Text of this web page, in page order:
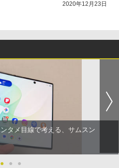
2020年12月23日
タメ目線で考える、サムスン
● ● ●